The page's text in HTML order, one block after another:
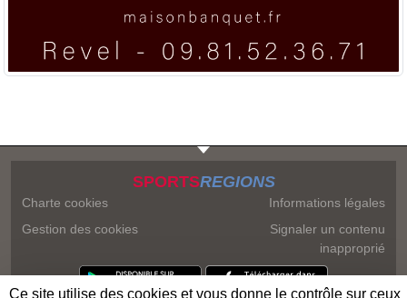
SPORTSREGIONS
Charte cookies
Gestion des cookies
Informations légales
Signaler un contenu
inapproprié
Ce site utilise des cookies et vous donne le contrôle sur ceux